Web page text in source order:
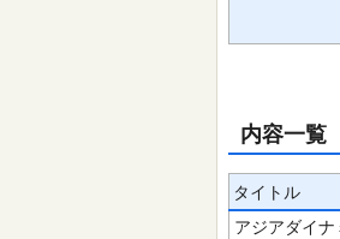
内容一覧
タイトル
アジアダイ